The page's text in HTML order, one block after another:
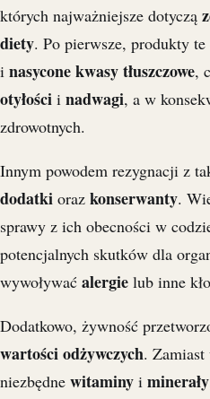
których najważniejsze dotyczą
diety. Po pierwsze, produkty
i nasycone kwasy tłuszczowe,
otyłości i nadwagi, a w
zdrowotnych.
Innym powodem rezygnacji z
dodatki oraz konserwanty.
sprawy z ich obecności w
potencjalnych skutków dla
wywoływać alergie lub inne
Dodatkowo, żywność
wartości odżywczych. Zamiast
niezbędne witaminy i minerały